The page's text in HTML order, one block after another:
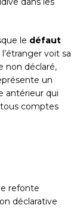
le défaut
voit sa
non déclaré,
un
antérieur qui
comptes
refonte
déclarative